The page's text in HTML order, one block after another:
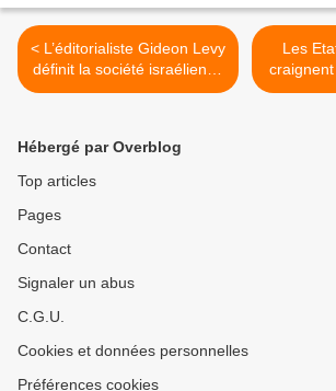
< L’éditorialiste Gideon Levy
définit la société israélienne
: Un «peuple élu bourreau»
déshumanisant les autres
Les
craignent
front
Hébergé par Overblog
Top articles
Pages
Contact
Signaler un abus
C.G.U.
Cookies et données personnelles
Préférences cookies